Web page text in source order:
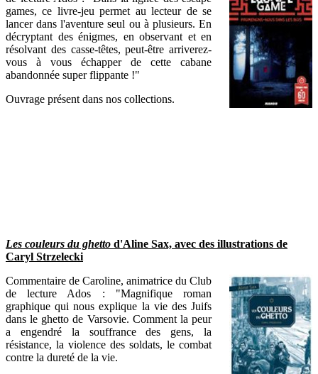
games, ce livre-jeu permet au lecteur de se
lancer dans l'aventure seul ou à plusieurs. En
décryptant des énigmes, en observant et en
résolvant des casse-têtes, peut-être arriverez-
vous à vous échapper de cette cabane
abandonnée super flippante !"
Ouvrage présent dans nos collections.
Les couleurs du ghetto d'Aline Sax, avec des illustrations de
Caryl Strzelecki
Commentaire de Caroline, animatrice du Club
de lecture Ados : "Magnifique roman
graphique qui nous explique la vie des Juifs
dans le ghetto de Varsovie. Comment la peur
a engendré la souffrance des gens, la
résistance, la violence des soldats, le combat
contre la dureté de la vie.